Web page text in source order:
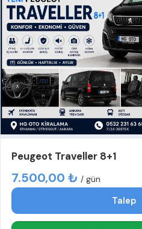
Peugeot Traveller 8+1
7.500,00 ₺ / gün
Talep